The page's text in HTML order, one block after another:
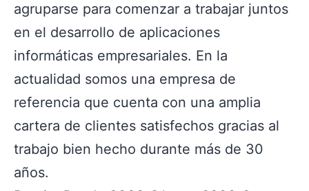
agruparse para comenzar a trabajar juntos
en el desarrollo de aplicaciones
informáticas empresariales. En la
actualidad somos una empresa de
referencia que cuenta con una amplia
cartera de clientes satisfechos gracias al
trabajo bien hecho durante más de 30
años.